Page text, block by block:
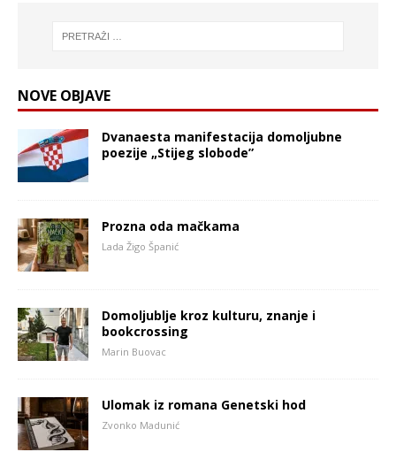
NOVE OBJAVE
Dvanaesta manifestacija domoljubne
poezije „Stijeg slobode”
Prozna oda mačkama
Lada Žigo Španić
Domoljublje kroz kulturu, znanje i
bookcrossing
Marin Buovac
Ulomak iz romana Genetski hod
Zvonko Madunić